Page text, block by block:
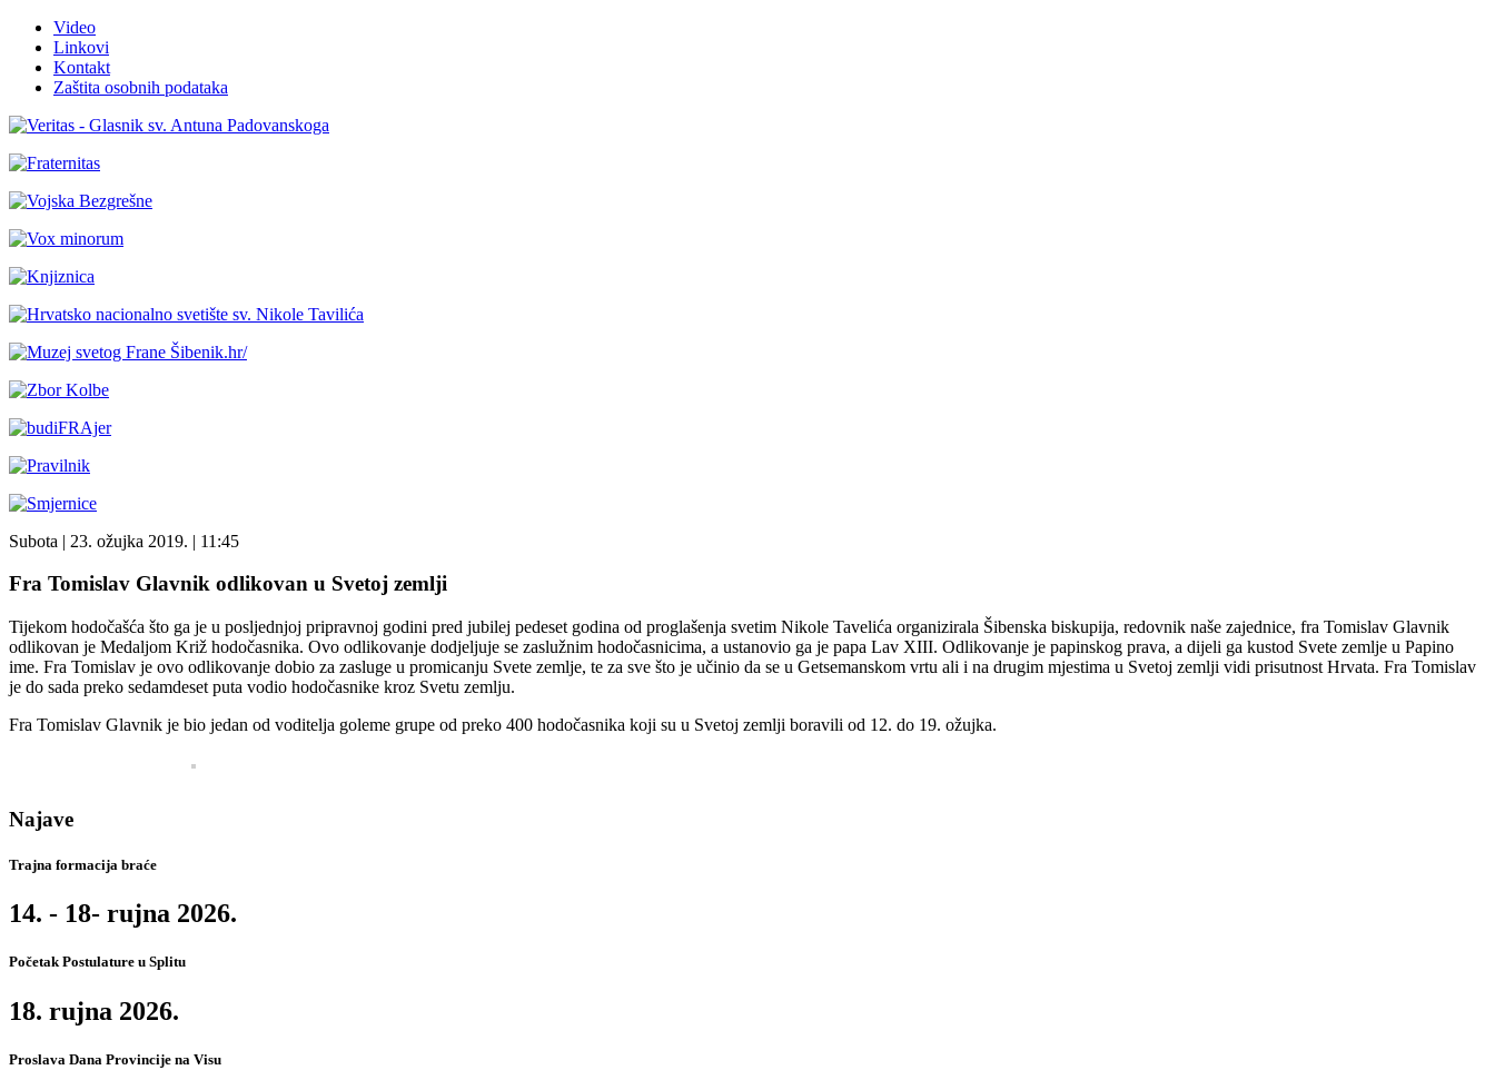
Video
Linkovi
Kontakt
Zaštita osobnih podataka
Subota | 23. ožujka 2019. | 11:45
Fra Tomislav Glavnik odlikovan u Svetoj zemlji
Tijekom hodočašća što ga je u posljednjoj pripravnoj godini pred jubilej pedeset godina od proglašenja svetim Nikole Tavelića organizirala Šibenska biskupija, redovnik naše zajednice, fra Tomislav Glavnik
odlikovan je Medaljom Križ hodočasnika. Ovo odlikovanje dodjeljuje se zaslužnim hodočasnicima, a ustanovio ga je papa Lav XIII. Odlikovanje je papinskog prava, a dijeli ga kustod Svete zemlje u Papino
ime. Fra Tomislav je ovo odlikovanje dobio za zasluge u promicanju Svete zemlje, te za sve što je učinio da se u Getsemanskom vrtu ali i na drugim mjestima u Svetoj zemlji vidi prisutnost Hrvata. Fra Tomislav
je do sada preko sedamdeset puta vodio hodočasnike kroz Svetu zemlju.
Fra Tomislav Glavnik je bio jedan od voditelja goleme grupe od preko 400 hodočasnika koji su u Svetoj zemlji boravili od 12. do 19. ožujka.
Najave
Trajna formacija braće
14. - 18- rujna 2026.
Početak Postulature u Splitu
18. rujna 2026.
Proslava Dana Provincije na Visu